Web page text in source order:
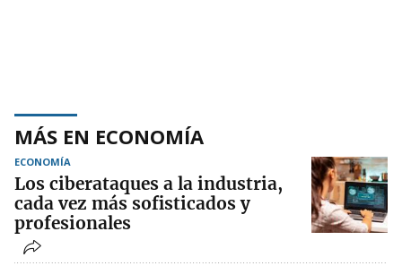
MÁS EN ECONOMÍA
ECONOMÍA
Los ciberataques a la industria,
cada vez más sofisticados y
profesionales